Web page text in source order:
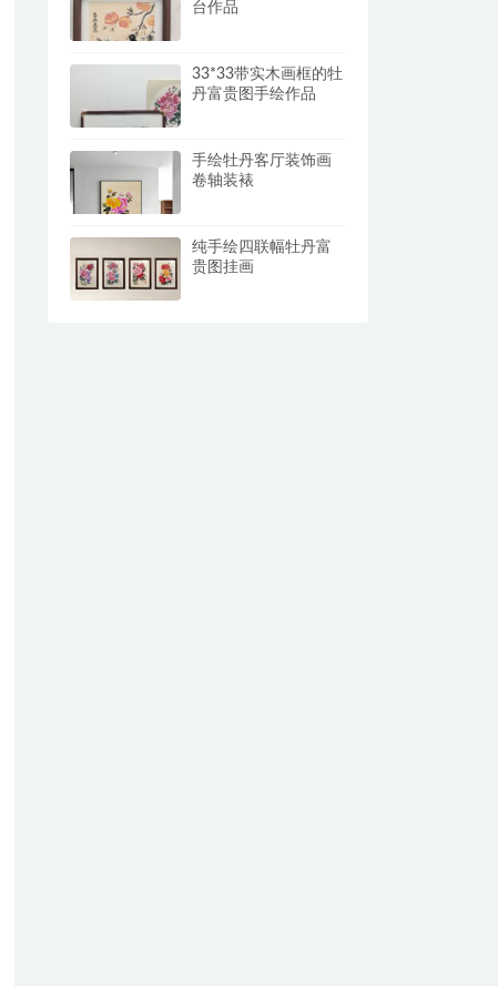
台作品
33*33带实木画框的牡
丹富贵图手绘作品
手绘牡丹客厅装饰画
卷轴装裱
纯手绘四联幅牡丹富
贵图挂画